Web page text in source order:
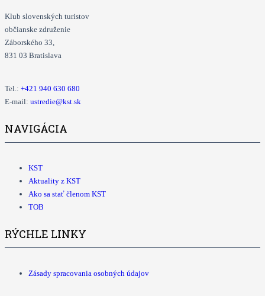
Klub slovenských turistov
občianske združenie
Záborského 33,
831 03 Bratislava
Tel.: +421 940 630 680
E-mail: ustredie@kst.sk
NAVIGÁCIA
KST
Aktuality z KST
Ako sa stať členom KST
TOB
RÝCHLE LINKY
Zásady spracovania osobných údajov